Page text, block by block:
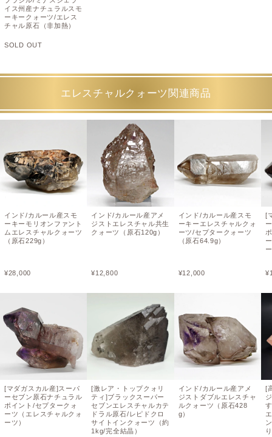
イス州産ナチュラルスモ
ーキークォーツ/エレス
チャル原石（非加熱）
SOLD OUT
エレスチャルクォーツ関連商品
インド/カルール産スモ
ーキーモリオンファント
ムエレスチャルクォーツ
（原石229g）
¥28,000
[マダガスカル産]スーパ
ーセブン原石ナチュラル
ポイント/セプタークォ
ーツ（エレスチャルクォ
ーツ）
インド/カルール産アメ
ジストエレスチャル共生
クォーツ（原石120g）
¥12,800
[激レア・トップクォリ
ティ]ブラックスーパー
セブンエレスチャルカテ
ドラル原石/レピドクロ
サイトインクォーツ（約
1kg/完全結晶）
インド/カルール産スモ
ーキーエレスチャルクォ
ーツ/セプタークォーツ
（原石64.9g）
¥12,000
インド/カルール産アメ
ジストダブルエレスチャ
ルクォーツ（原石428
g）
[
¥
[
り